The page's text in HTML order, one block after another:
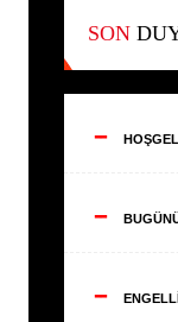
SON
--
--
--